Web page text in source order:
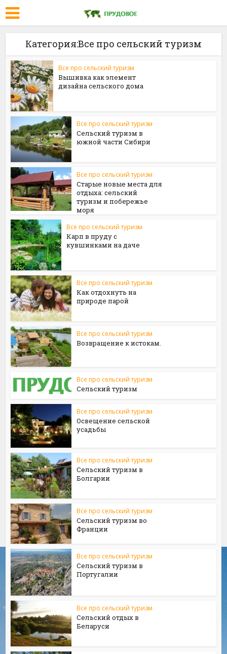
Категория:Все про сельский туризм
Все про сельский туризм
Вышивка как элемент
дизайна сельского дома
Все про сельский туризм
Сельский туризм в
южной части Сибири
Все про сельский туризм
Старые новые места для
отдыха: сельский
туризм и побережье
моря
Все про сельский туризм
Карп в пруду с
кувшинками на даче
Все про сельский туризм
Как отдохнуть на
природе парой
Все про сельский туризм
Возвращение к истокам.
Все про сельский туризм
Сельский туризм
Все про сельский туризм
Освещение сельской
усадьбы
Все про сельский туризм
Сельский туризм в
Болгарии
Все про сельский туризм
Сельский туризм во
Франции
Все про сельский туризм
Сельский туризм в
Португалии
Все про сельский туризм
Сельский отдых в
Беларуси